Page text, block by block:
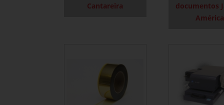
Cantareira
documentos
América